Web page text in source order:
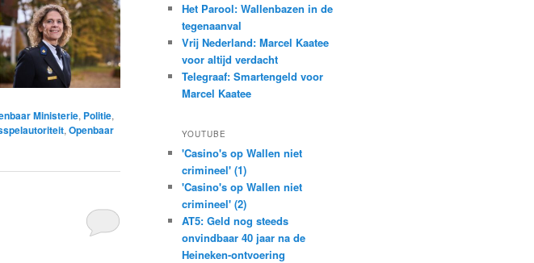
Ministerie, Politie,
, Openbaar
Het Parool: Wallenbazen in de
tegenaanval
Vrij Nederland: Marcel Kaatee
voor altijd verdacht
Telegraaf: Smartengeld voor
Marcel Kaatee
YOUTUBE
'Casino's op Wallen niet
crimineel' (1)
'Casino's op Wallen niet
crimineel' (2)
AT5: Geld nog steeds
onvindbaar 40 jaar na de
Heineken-ontvoering